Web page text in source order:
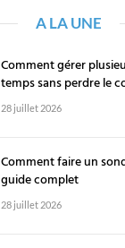
A LA UNE
Comment gérer
temps sans perdre le
28 juillet 2026
Comment faire un
guide complet
28 juillet 2026